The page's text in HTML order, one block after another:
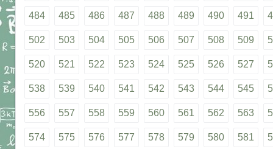
484 485 486 487 488 489 490 491
502 503 504 505 506 507 508 509
520 521 522 523 524 525 526 527
538 539 540 541 542 543 544 545
556 557 558 559 560 561 562 563
574 575 576 577 578 579 580 581